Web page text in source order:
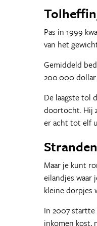
Pas in 1999
van het
Gemiddeld
200.000 dollar
De laagste tol
doortocht. Hij
er acht tot elf
Stranden
Maar je kunt
eilandjes waar
kleine dorpjes
In 2007
inkomen kost,